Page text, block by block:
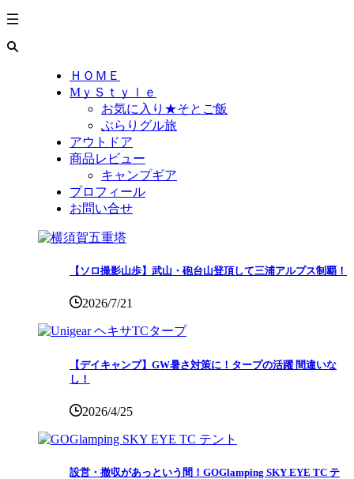
ＨＯＭＥ
MｙＳｔｙｌｅ
お気に入り★そとご飯
ぶらりグル旅
アウトドア
商品レビュー
キャンプギア
プロフィール
お問い合せ
【ソロ撮影山歩】武山・砲台山登頂して三浦アルプス制覇！
2026/7/21
【デイキャンプ】GW暑さ対策に！タープの活躍 間違いな
し！
2026/4/25
設営・撤収があっという間！GOGlamping SKY EYE TC テ